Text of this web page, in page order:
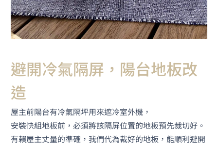
避開冷氣隔屏，陽台地板改
造
屋主前陽台有冷氣隔坪用來遮冷室外機，
安裝快組地板前，必須將該隔屏位置的地板預先裁切好。
有賴屋主丈量的準確，我們代為裁好的地板，能順利避開